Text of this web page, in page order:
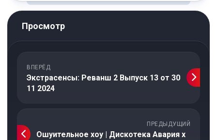
Просмотр
ВПЕРЁД
Экстрасенсы: Реванш 2 Выпуск 13 от 30
11 2024
ПРЕДЫДУЩИЙ
Ошуительное хоу | Дискотека Авария х